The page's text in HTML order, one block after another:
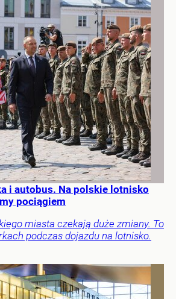
i autobus. Na polskie lotnisko
pociągiem
miasta czekają duże zmiany. To
podczas dojazdu na lotnisko.